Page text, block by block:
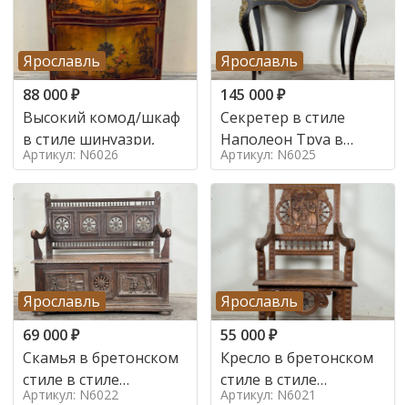
Ярославль
88 000₽
Высокий комод/шкаф
в стиле шинуазри,
Артикул: N6026
Ярославль
145 000₽
Секретер в стиле
Наполеон Труа в
стиле 19 век
Артикул: N6025
Ярославль
69 000₽
Скамья в бретонском
стиле в стиле
Артикул: N6022
Ярославль
55 000₽
Кресло в бретонском
стиле в стиле
Артикул: N6021